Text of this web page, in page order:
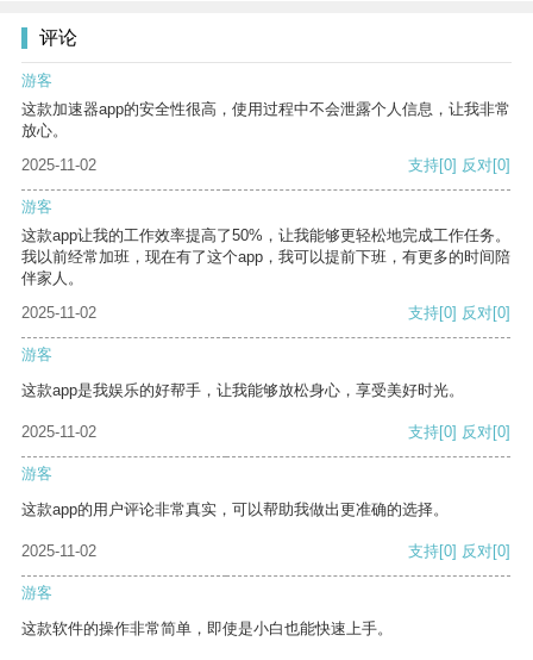
评论
游客
这款加速器app的安全性很高，使用过程中不会泄露个人信息，让我非常
放心。
2025-11-02
支持[0] 反对[0]
游客
这款app让我的工作效率提高了50%，让我能够更轻松地完成工作任务。
我以前经常加班，现在有了这个app，我可以提前下班，有更多的时间陪
伴家人。
2025-11-02
支持[0] 反对[0]
游客
这款app是我娱乐的好帮手，让我能够放松身心，享受美好时光。
2025-11-02 支持[0] 反对[0]
游客
这款app的用户评论非常真实，可以帮助我做出更准确的选择。
2025-11-02 支持[0] 反对[0]
游客
这款软件的操作非常简单，即使是小白也能快速上手。